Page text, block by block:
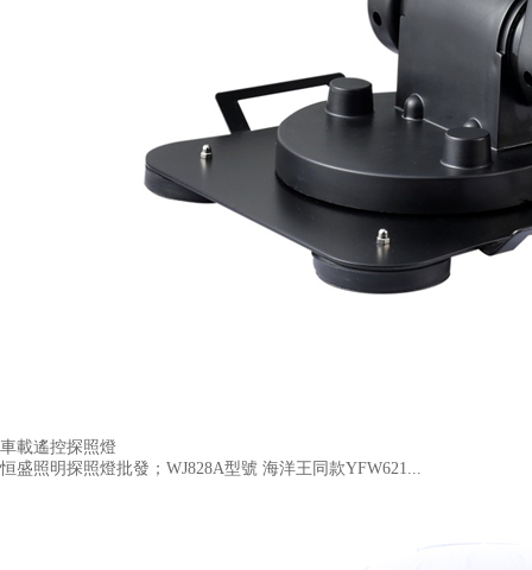
車載遙控探照燈
恒盛照明探照燈批發；WJ828A型號 海洋王同款YFW621...